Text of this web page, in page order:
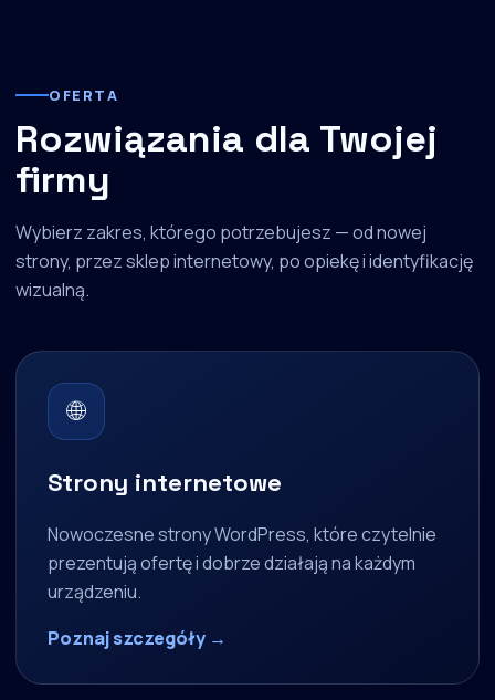
OFERTA
Rozwiązania dla Twojej
firmy
Wybierz zakres, którego potrzebujesz — od nowej
strony, przez sklep internetowy, po opiekę i identyfikację
wizualną.
🌐
Strony internetowe
Nowoczesne strony WordPress, które czytelnie
prezentują ofertę i dobrze działają na każdym
urządzeniu.
Poznaj szczegóły →